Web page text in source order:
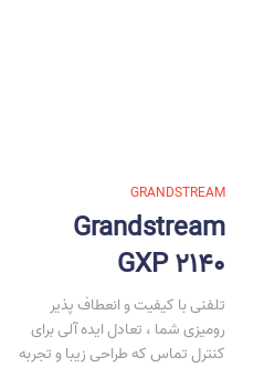
GRANDSTREAM
Grandstream
GXP 2140
تلفنی با کیفیت و انعطاف پذیر
رومیزی شما ، تعادل ایده آلی برای
کنترل تماس که طراحی زیبا و تجربه